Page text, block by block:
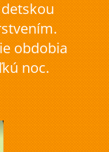
obdobia
noc.